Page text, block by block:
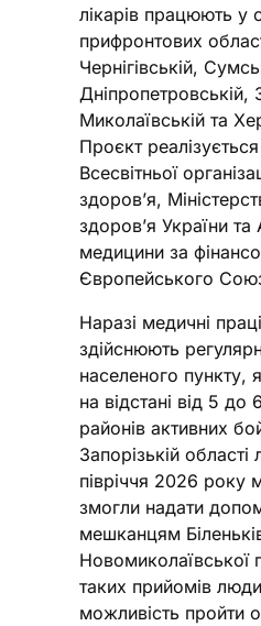
лікарів працюють у
прифронтових
Чернігівській,
Дніпропетровській,
Миколаївській та
Проєкт реалізується
Всесвітньої
здоров’я,
здоров’я України та
медицини за
Європейського
Наразі медичні
здійснюють
населеного пункту,
на відстані від 5 до
районів активних
Запорізькій
півріччя 2026 року
змогли надати
мешканцям
Новомиколаївської
таких прийомів
можливість пройти